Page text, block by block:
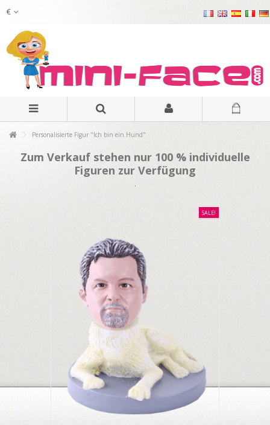
€
Personalisierte Figur "Ich bin ein Hund"
Zum Verkauf stehen nur 100 % individuelle
Figuren zur Verfügung
.
SALE!